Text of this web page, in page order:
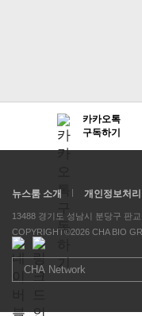
카카오톡
구독하기
뉴스룸 소개 개인정보처리
13488 경기도 성남시 분당구 판
COPYRIGHT©2026 CHA BIO